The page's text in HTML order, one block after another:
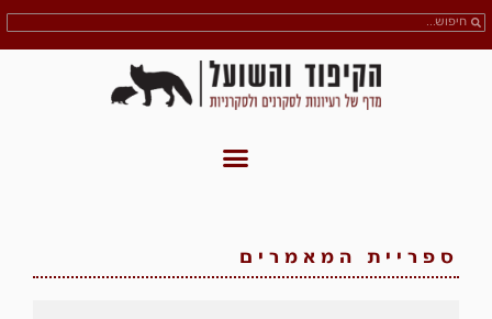
ספריית המאמרים